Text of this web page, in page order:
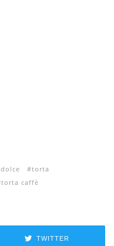
dolce
torta
torta caffè
TWITTER